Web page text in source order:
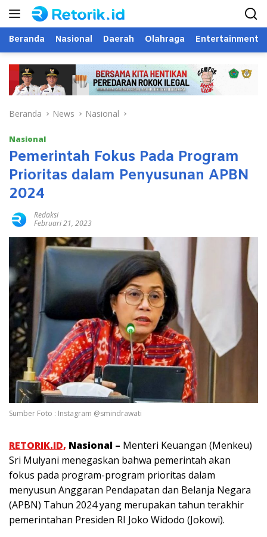
Langsung
Beranda Nasional Daerah Olahraga Entertainment
Beranda News Nasional
Nasional
Pemerintah Fokus Pada Program
Prioritas dalam Penyusunan APBN
2024
Redaksi
Februari 21, 2023
Sumber Foto : Instagram @smindrawati
RETORIK.ID, Nasional – Menteri Keuangan (Menkeu)
Sri Mulyani menegaskan bahwa pemerintah akan
fokus pada program-program prioritas dalam
menyusun Anggaran Pendapatan dan Belanja Negara
(APBN) Tahun 2024 yang merupakan tahun terakhir
pemerintahan Presiden RI Joko Widodo (Jokowi).